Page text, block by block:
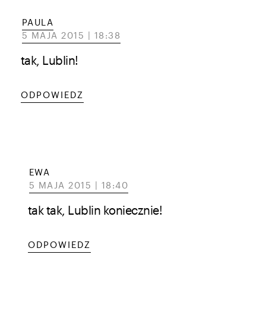
PAULA
5 MAJA 2015 | 18:38
tak, Lublin!
ODPOWIEDZ
EWA
5 MAJA 2015 | 18:40
tak tak, Lublin koniecznie!
ODPOWIEDZ